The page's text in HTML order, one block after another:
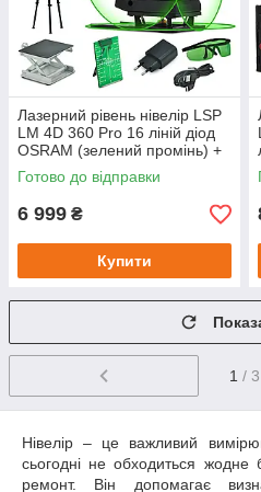
Лазерний рівень нівелір LSP
LM 4D 360 Pro 16 ліній діод
OSRAM (зелений промінь) +
штатив з мікроліфтом 1,8 м
Готово до відправки
6 999 ₴
Купити
1 / 3
Нівелір – це важливий
сьогодні не обходиться жодне
ремонт. Він допомагає